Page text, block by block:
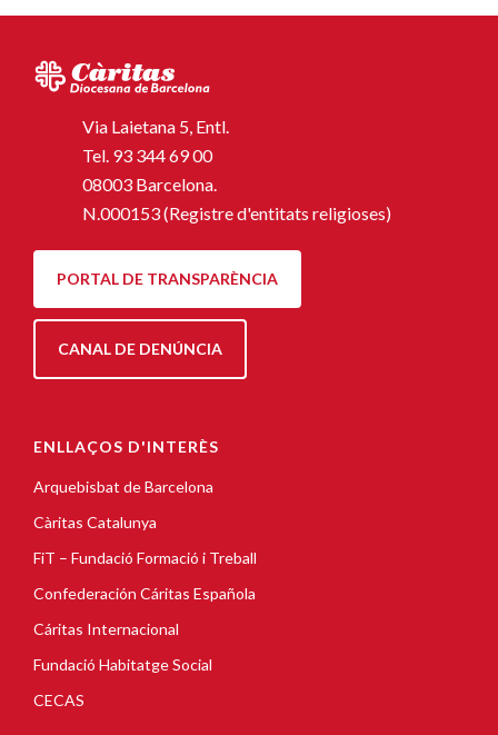
Via Laietana 5, Entl.
Tel. 93 344 69 00
08003 Barcelona.
N.000153 (Registre d'entitats religioses)
PORTAL DE TRANSPARÈNCIA
CANAL DE DENÚNCIA
ENLLAÇOS D'INTERÈS
Arquebisbat de Barcelona
Càritas Catalunya
FiT – Fundació Formació i Treball
Confederación Cáritas Española
Cáritas Internacional
Fundació Habitatge Social
CECAS